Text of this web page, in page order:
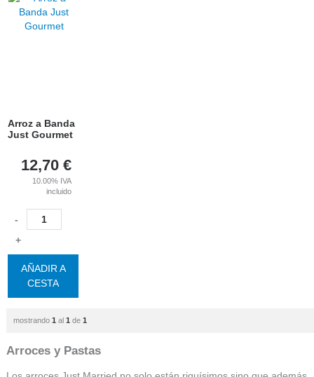
Arroz a Banda
Just Gourmet
12,70 €
10.00% IVA
incluido
-
+
AÑADIR A
CESTA
mostrando 1 al 1 de 1
Arroces y Pastas